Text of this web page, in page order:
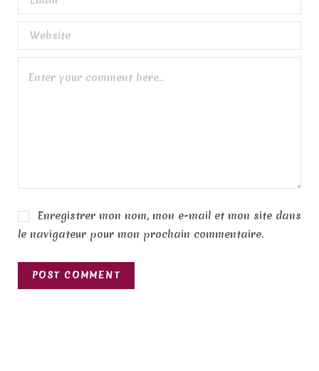
Enregistrer mon nom, mon e-mail et mon site dans
le navigateur pour mon prochain commentaire.